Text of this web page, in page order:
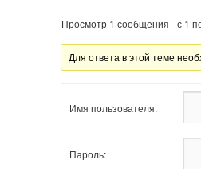
Просмотр 1 сообщения - с 1
Для ответа в этой теме
Имя пользователя:
Пароль: